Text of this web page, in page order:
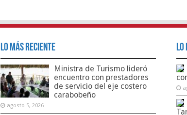
Lo Más Reciente
Ministra de Turismo lideró
encuentro con prestadores
de servicio del eje costero
carabobeño
agosto 5, 2026
Lo